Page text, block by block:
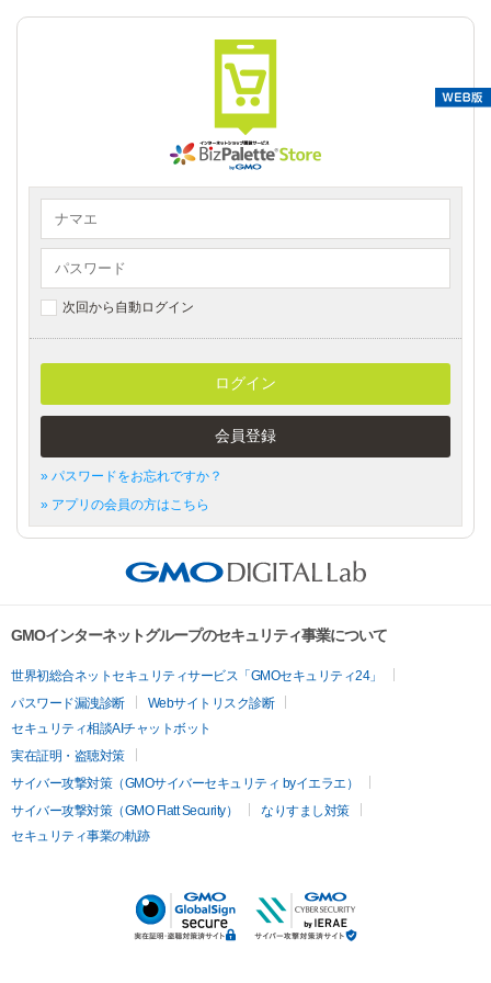
次回から自動ログイン
ログイン
会員登録
» パスワードをお忘れですか？
» アプリの会員の方はこちら
GMOインターネットグループのセキュリティ事業について
世界初総合ネットセキュリティサービス「GMOセキュリティ24」
パスワード漏洩診断
Webサイトリスク診断
セキュリティ相談AIチャットボット
実在証明・盗聴対策
サイバー攻撃対策（GMOサイバーセキュリティ byイエラエ）
サイバー攻撃対策（GMO Flatt Security）
なりすまし対策
セキュリティ事業の軌跡